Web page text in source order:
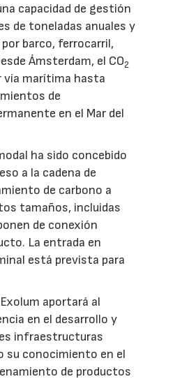
capacidad de gestión
de toneladas anuales y
por barco, ferrocarril,
Ámsterdam, el CO2
vía marítima hasta
de
en el Mar del
ha sido concebido
a la cadena de
de carbono a
tamaños, incluidas
de conexión
La entrada en
está prevista para
aportará al
en el desarrollo y
infraestructuras
su conocimiento en el
de productos